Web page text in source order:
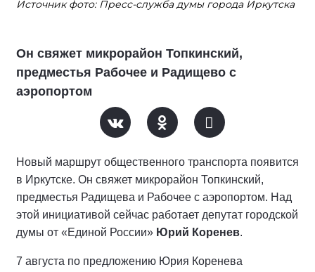
Источник фото: Пресс-служба думы города Иркутска
Он свяжет микрорайон Топкинский,
предместья Рабочее и Радищево с
аэропортом
Новый маршрут общественного транспорта появится
в Иркутске. Он свяжет микрорайон Топкинский,
предместья Радищева и Рабочее с аэропортом. Над
этой инициативой сейчас работает депутат городской
думы от «Единой России» Юрий Коренев.
7 августа по предложению Юрия Коренева